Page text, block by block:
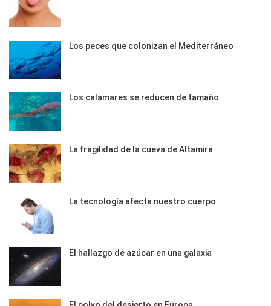
Los peces que colonizan el Mediterráneo
Los calamares se reducen de tamaño
La fragilidad de la cueva de Altamira
La tecnología afecta nuestro cuerpo
El hallazgo de azúcar en una galaxia